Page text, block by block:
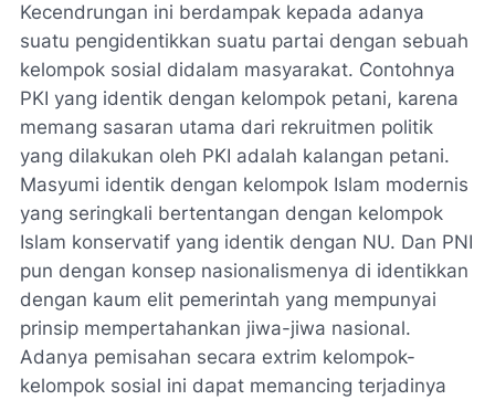
Kecendrungan ini berdampak kepada adanya
suatu pengidentikkan suatu partai dengan sebuah
kelompok sosial didalam masyarakat. Contohnya
PKI yang identik dengan kelompok petani, karena
memang sasaran utama dari rekruitmen politik
yang dilakukan oleh PKI adalah kalangan petani.
Masyumi identik dengan kelompok Islam modernis
yang seringkali bertentangan dengan kelompok
Islam konservatif yang identik dengan NU. Dan PNI
pun dengan konsep nasionalismenya di identikkan
dengan kaum elit pemerintah yang mempunyai
prinsip mempertahankan jiwa-jiwa nasional.
Adanya pemisahan secara extrim kelompok-
kelompok sosial ini dapat memancing terjadinya